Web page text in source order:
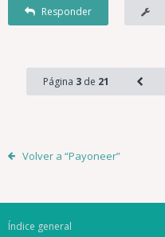
Responder
Página 3 de 21
Volver a “Payoneer”
Índice general